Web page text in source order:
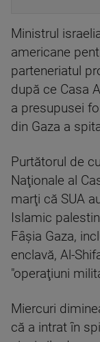
Ministrul
americane
parteneriatul
după ce Casa
a presupusei
din Gaza a
Purtătorul de
Naţionale al
marţi că SUA
Islamic
Fâşia Gaza,
enclavă, Al-
"operaţiuni
Miercuri
că a intrat în